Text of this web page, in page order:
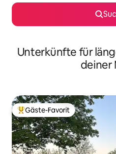
Unterkünfte für
deiner
Beliebter Gäste-Favorit.
Gäste-Favorit